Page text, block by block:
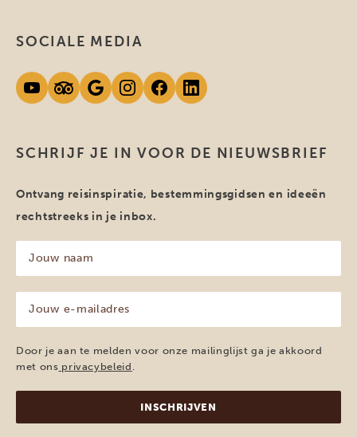
SCHRIJF JE IN VOOR DE NIEUWSBRIEF
Ontvang reisinspiratie, bestemmingsgidsen en ideeën
rechtstreeks in je inbox.
naam
(Vereist)
mailadres
(Vereist)
Door je aan te melden voor onze mailinglijst ga je akkoord
met ons privacybeleid .
SOCIALE MEDIA